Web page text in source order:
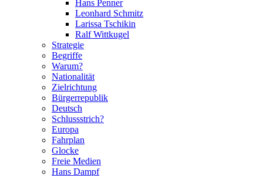
Hans Penner
Leonhard Schmitz
Larissa Tschikin
Ralf Wittkugel
Strategie
Begriffe
Warum?
Nationalität
Zielrichtung
Bürgerrepublik
Deutsch
Schlussstrich?
Europa
Fahrplan
Glocke
Freie Medien
Hans Dampf